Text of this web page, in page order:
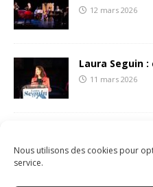
Nous utilisons des cookies pour
service.
12 mars 2026
Laura Seguin
11 mars 2026
sétois.es